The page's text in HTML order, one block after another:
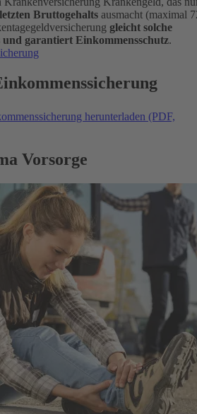
Bruttogehalts ausmacht (maximal
gleicht solche
garantiert Einkommensschutz.
herunterladen (PDF,
Vorsorge